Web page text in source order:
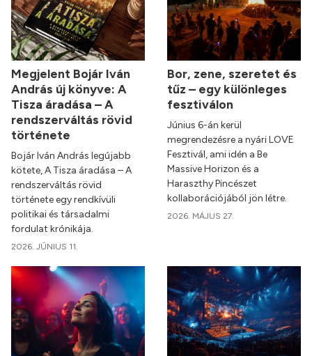
Megjelent Bojár Iván
András új könyve: A
Tisza áradása – A
rendszerváltás rövid
története
Bojár Iván András legújabb
kötete, A Tisza áradása – A
rendszerváltás rövid
története egy rendkívüli
politikai és társadalmi
fordulat krónikája.
2026. JÚNIUS 11.
Bor, zene, szeretet és
tűz – egy különleges
fesztiválon
Június 6-án kerül
megrendezésre a nyári LOVE
Fesztivál, ami idén a Be
Massive Horizon és a
Haraszthy Pincészet
kollaborációjából jön létre.
2026. MÁJUS 27.